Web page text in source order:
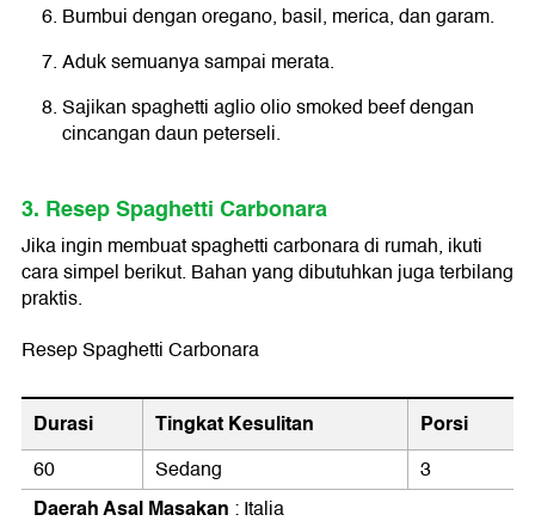
Bumbui dengan oregano, basil, merica, dan garam.
Aduk semuanya sampai merata.
Sajikan spaghetti aglio olio smoked beef dengan
cincangan daun peterseli.
3. Resep Spaghetti Carbonara
Jika ingin membuat spaghetti carbonara di rumah, ikuti
cara simpel berikut. Bahan yang dibutuhkan juga terbilang
praktis.
Resep Spaghetti Carbonara
Durasi Tingkat Kesulitan Porsi
60 Sedang 3
Daerah Asal Masakan : Italia